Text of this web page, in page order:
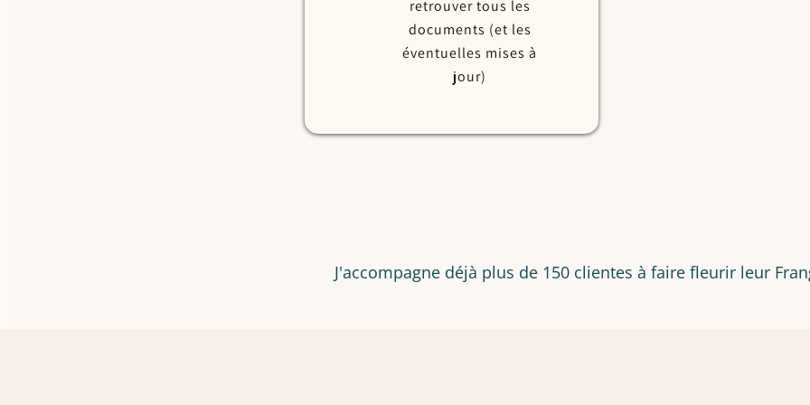
retrouver tous les
documents (et les
éventuelles mises à
jour)
J'accompagne déjà plus de 150 clientes à faire fleurir leur